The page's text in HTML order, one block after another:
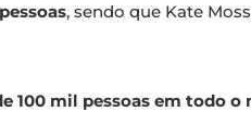
, sendo que Kate
100 mil pessoas em todo o